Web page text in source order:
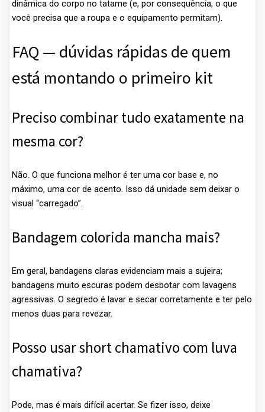
dinâmica do corpo no tatame (e, por consequência, o que
você precisa que a roupa e o equipamento permitam).
FAQ — dúvidas rápidas de quem
está montando o primeiro kit
Preciso combinar tudo exatamente na
mesma cor?
Não. O que funciona melhor é ter uma cor base e, no
máximo, uma cor de acento. Isso dá unidade sem deixar o
visual “carregado”.
Bandagem colorida mancha mais?
Em geral, bandagens claras evidenciam mais a sujeira;
bandagens muito escuras podem desbotar com lavagens
agressivas. O segredo é lavar e secar corretamente e ter pelo
menos duas para revezar.
Posso usar short chamativo com luva
chamativa?
Pode, mas é mais difícil acertar. Se fizer isso, deixe